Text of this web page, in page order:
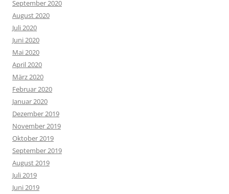
September 2020
August 2020
Juli 2020
Juni 2020
Mai 2020
April 2020
März 2020
Februar 2020
Januar 2020
Dezember 2019
November 2019
Oktober 2019
September 2019
August 2019
Juli 2019
Juni 2019